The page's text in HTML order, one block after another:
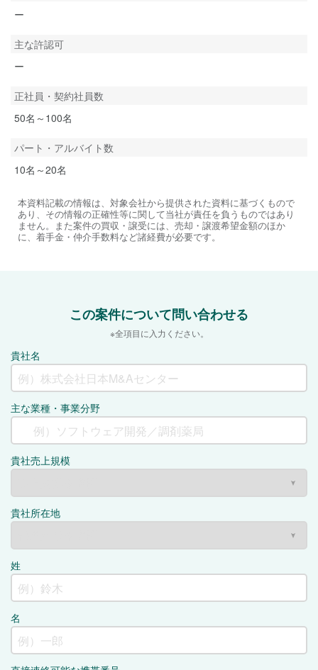
ー
主な許認可
ー
正社員・契約社員数
50名～100名
パート・アルバイト数
10名～20名
本資料記載の情報は、対象会社から提供された資料に基づくもので
あり、その情報の正確性等に関して当社が責任を負うものではあり
ません。また案件の買収・譲受には、売却・譲渡希望金額のほか
に、着手金・仲介手数料など諸経費が必要です。